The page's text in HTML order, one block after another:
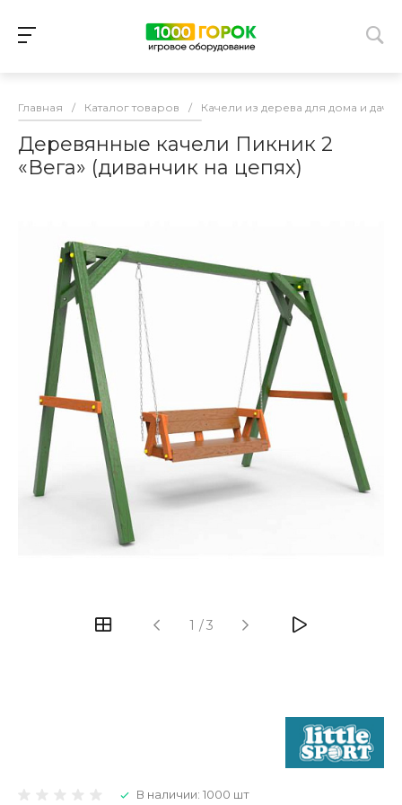
Главная / Каталог товаров / Качели из дерева для дома и дачи
Деревянные качели Пикник 2
«Вега» (диванчик на цепях)
1 /3
В наличии: 1000 шт